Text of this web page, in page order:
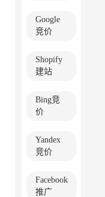
Google
竞价
Shopify
建站
Bing竞
价
Yandex
竞价
Facebook
推广